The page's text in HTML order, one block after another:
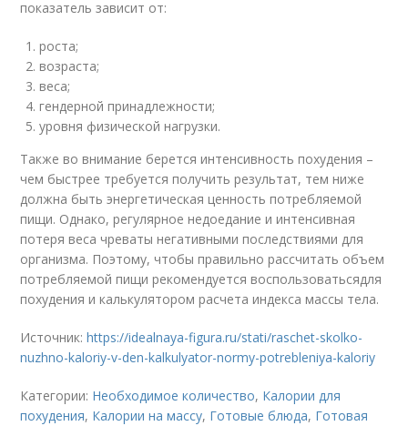
показатель зависит от:
роста;
возраста;
веса;
гендерной принадлежности;
уровня физической нагрузки.
Также во внимание берется интенсивность похудения –
чем быстрее требуется получить результат, тем ниже
должна быть энергетическая ценность потребляемой
пищи. Однако, регулярное недоедание и интенсивная
потеря веса чреваты негативными последствиями для
организма. Поэтому, чтобы правильно рассчитать объем
потребляемой пищи рекомендуется воспользоватьсядля
похудения и калькулятором расчета индекса массы тела.
Источник:https://idealnaya-figura.ru/stati/raschet-skolko-
nuzhno-kaloriy-v-den-kalkulyator-normy-potrebleniya-kaloriy
Категории: Необходимое количество, Калории для
похудения, Калории на массу, Готовые блюда, Готовая